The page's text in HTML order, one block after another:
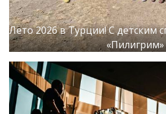
Лето 2026 в Турции! С детским
«Пилигрим»